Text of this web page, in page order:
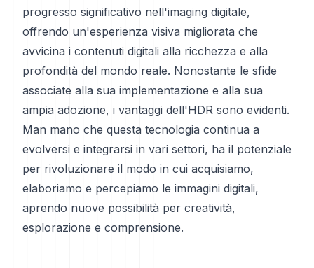
progresso significativo nell'imaging digitale,
offrendo un'esperienza visiva migliorata che
avvicina i contenuti digitali alla ricchezza e alla
profondità del mondo reale. Nonostante le sfide
associate alla sua implementazione e alla sua
ampia adozione, i vantaggi dell'HDR sono evidenti.
Man mano che questa tecnologia continua a
evolversi e integrarsi in vari settori, ha il potenziale
per rivoluzionare il modo in cui acquisiamo,
elaboriamo e percepiamo le immagini digitali,
aprendo nuove possibilità per creatività,
esplorazione e comprensione.